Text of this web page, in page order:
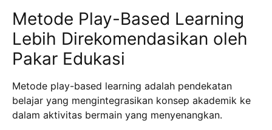
Metode Play-Based Learning
Lebih Direkomendasikan oleh
Pakar Edukasi
Metode play-based learning adalah pendekatan
belajar yang mengintegrasikan konsep akademik ke
dalam aktivitas bermain yang menyenangkan.